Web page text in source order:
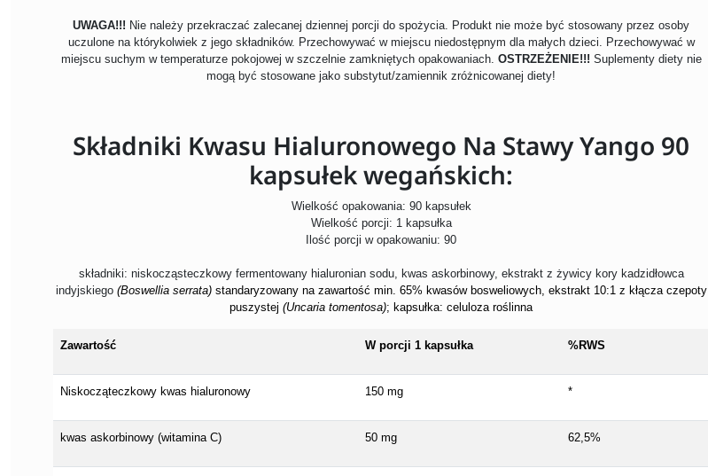
UWAGA!!! Nie należy przekraczać zalecanej dziennej porcji do spożycia. Produkt nie może być stosowany przez osoby
uczulone na którykolwiek z jego składników. Przechowywać w miejscu niedostępnym dla małych dzieci. Przechowywać w
miejscu suchym w temperaturze pokojowej w szczelnie zamkniętych opakowaniach. OSTRZEŻENIE!!! Suplementy diety nie
mogą być stosowane jako substytut/zamiennik zróżnicowanej diety!
Składniki Kwasu Hialuronowego Na Stawy Yango 90
kapsułek wegańskich:
Wielkość opakowania: 90 kapsułek
Wielkość porcji: 1 kapsułka
Ilość porcji w opakowaniu: 90
składniki: niskocząsteczkowy fermentowany hialuronian sodu, kwas askorbinowy, ekstrakt z żywicy kory kadzidłowca
indyjskiego (Boswellia serrata) standaryzowany na zawartość min. 65% kwasów bosweliowych, ekstrakt 10:1 z kłącza czepoty
puszystej (Uncaria tomentosa); kapsułka: celuloza roślinna
Zawartość W porcji 1 kapsułka %RWS
Niskocząteczkowy kwas hialuronowy 150 mg *
kwas askorbinowy (witamina C) 50 mg 62,5%